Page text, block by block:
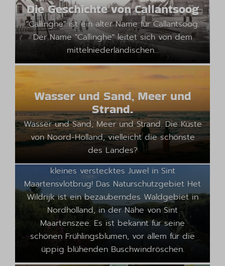
Die Geschichte von Callantsoog
"Callinghe" ist ein alter Name für Callantsoog.
Der Name "Callinghe" leitet sich von dem
mittelniederländischen...
Wasser und Sand, Meer und
Strand.
Wasser und Sand, Meer und Strand. Die Küste
von Noord-Holland, vielleicht die schönste
des Landes?
Top 3 Naturgebiete in der Nähe
Ihres Ferienhauses!
Lesen Sie unsere Top 3 der schönsten
Naturgebiete im Kop van N-H in der Nähe
kleines verstecktes Juwel in Sint
Maartensvlotbrug! Das Naturschutzgebiet Het
Wildrijk ist ein bezauberndes Waldgebiet in
Nordholland, in der Nähe von Sint
Maartenszee. Es ist bekannt für seine
schönen Frühlingsblumen, vor allem für die
üppig blühenden Buschwindröschen.
Unsere Top 5 Ausflugsziele im
Kop van Noord-Holland
Im Kop van Noord-Holland gibt es viele
lustige Aktivitäten und Attraktionen, die für
Kinder geeignet sind. Hier sind einige